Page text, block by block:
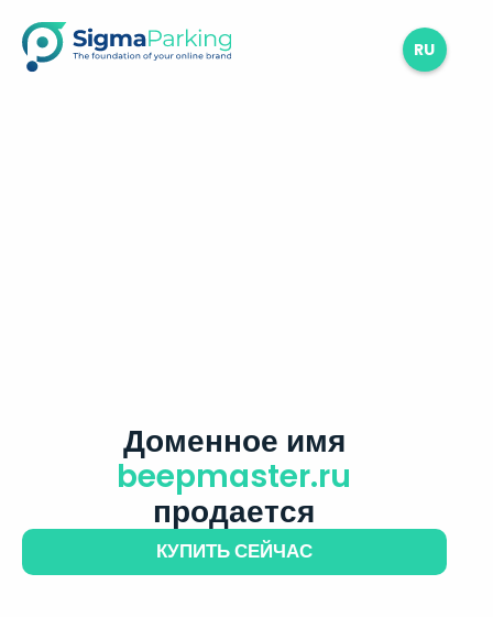
RU
Доменное имя
beepmaster.ru
продается
КУПИТЬ СЕЙЧАС